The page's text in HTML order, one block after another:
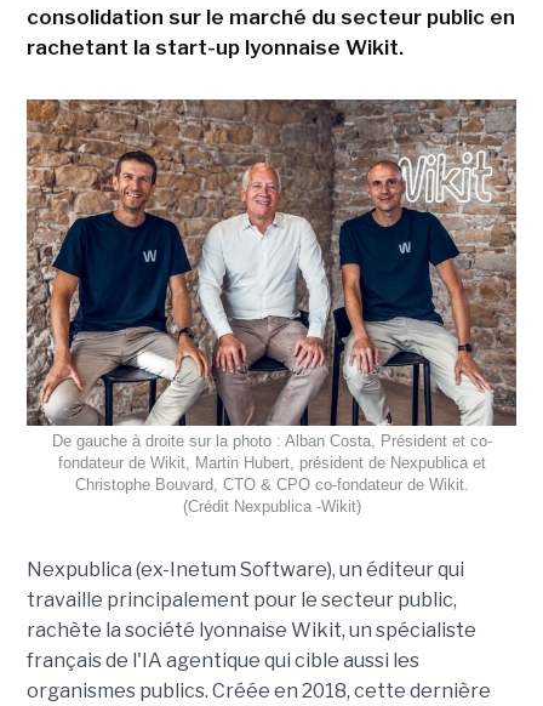
consolidation sur le marché du secteur public en
rachetant la start-up lyonnaise Wikit.
De gauche à droite sur la photo : Alban Costa, Président et co-
fondateur de Wikit, Martin Hubert, président de Nexpublica et
Christophe Bouvard, CTO & CPO co-fondateur de Wikit.
(Crédit Nexpublica -Wikit)
Nexpublica (ex-Inetum Software), un éditeur qui
travaille principalement pour le secteur public,
rachète la société lyonnaise Wikit, un spécialiste
français de l'IA agentique qui cible aussi les
organismes publics. Créée en 2018, cette dernière